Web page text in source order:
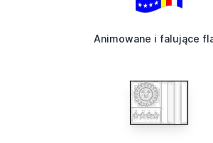
Animowane i falujące